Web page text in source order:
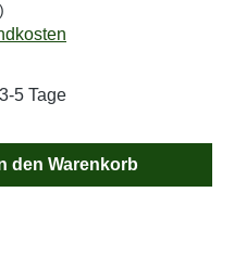
5 Tage
gewünschten
den Warenkorb